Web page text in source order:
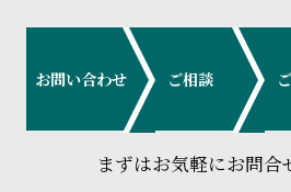
返し、予測される利益を原資に、
弁会社の売却、創業者及びその
と財務改善策を矢継
た。必要に応じて、弁護士や不
て、2億円弱の銀行借入が5年
減少することが判明しました。
翌日、社長は銀行に説明する
なお、債務超過になった時点
に落とし込んで、毎月の経
底するようにサポートしまし
計画初年度から年率約3割の増
優良企業なのですが、某メガ
よって経営状況が分かりにく
ープ経営が行われていました。
工場等資産の移転による多額
く、また、従業員持株会に至っ
お問い合わせ ご相談
まずはお気軽にお問合